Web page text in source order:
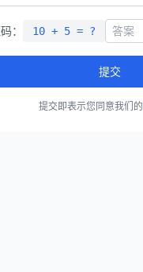
： 10 + 5 = ?
提交
提交即表示您同意我们的